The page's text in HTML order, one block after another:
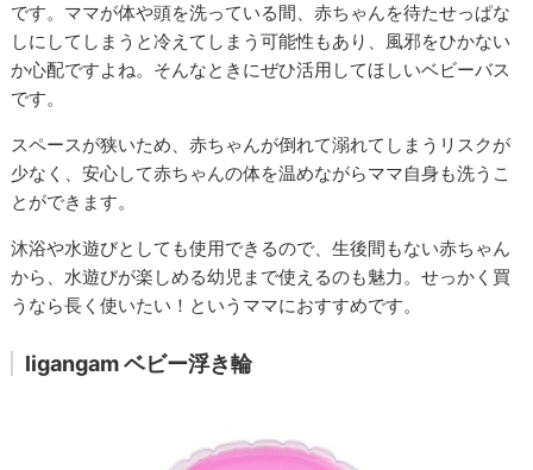
です。ママが体や頭を洗っている間、赤ちゃんを待たせっぱな
しにしてしまうと冷えてしまう可能性もあり、風邪をひかない
か心配ですよね。そんなときにぜひ活用してほしいベビーバス
です。
スペースが狭いため、赤ちゃんが倒れて溺れてしまうリスクが
少なく、安心して赤ちゃんの体を温めながらママ自身も洗うこ
とができます。
沐浴や水遊びとしても使用できるので、生後間もない赤ちゃん
から、水遊びが楽しめる幼児まで使えるのも魅力。せっかく買
うなら長く使いたい！というママにおすすめです。
ligangam ベビー浮き輪